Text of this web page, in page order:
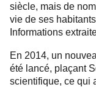
siècle, mais de
vie de ses
Informations
En 2014, un
été lancé, plaçant
scientifique, ce qui